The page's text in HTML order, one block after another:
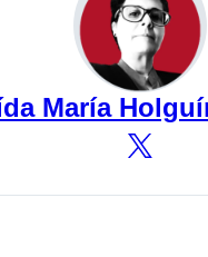
María